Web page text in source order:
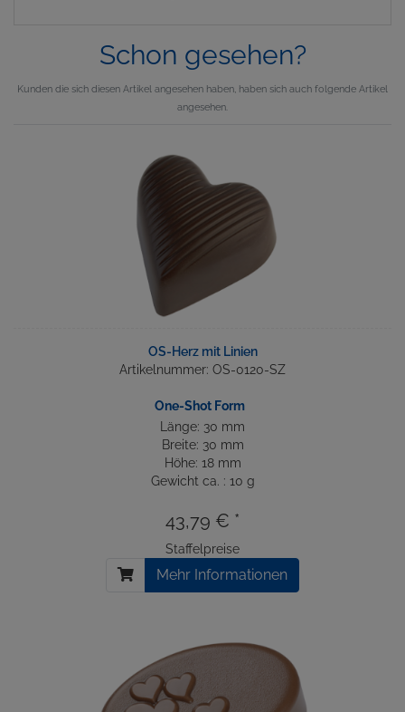
Schon gesehen?
Kunden die sich diesen Artikel angesehen haben, haben sich auch folgende Artikel
angesehen.
OS-Herz mit Linien
Artikelnummer: OS-0120-SZ
One-Shot Form
Länge: 30 mm
Breite: 30 mm
Höhe: 18 mm
Gewicht ca. : 10 g
43,79 € *
Staffelpreise
Mehr Informationen